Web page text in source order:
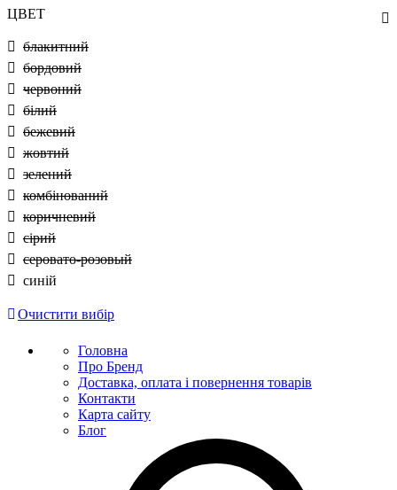
ЦВЕТ
блакитний
бордовий
червоний
білий
бежевий
жовтий
зелений
комбінований
коричневий
сірий
серовато-розовый
синій
Очистити вибір
Головна
Про Бренд
Доставка, оплата і повернення товарів
Контакти
Карта сайту
Блог